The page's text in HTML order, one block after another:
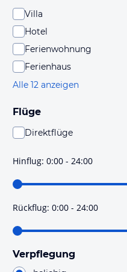
Villa
Hotel
Ferienwohnung
Ferienhaus
Alle 12 anzeigen
Flüge
Direktflüge
hoher Wahrscheinlichkeit
prüfe vor der Buchung noch
Hinflug: 0:00 - 24:00
Rückflug: 0:00 - 24:00
Verpflegung